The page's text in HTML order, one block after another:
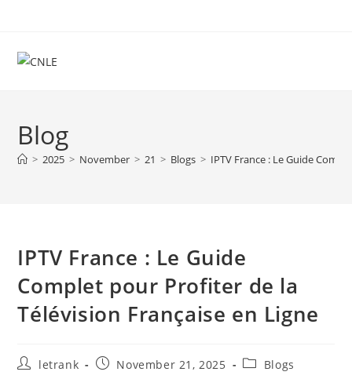
content
Blog
> 2025 > November > 21 > Blogs > IPTV France : Le Guide
IPTV France : Le Guide
Complet pour Profiter de la
Télévision Française en Ligne
Postletrank
PostNovember 21, 2025
PostBlogs